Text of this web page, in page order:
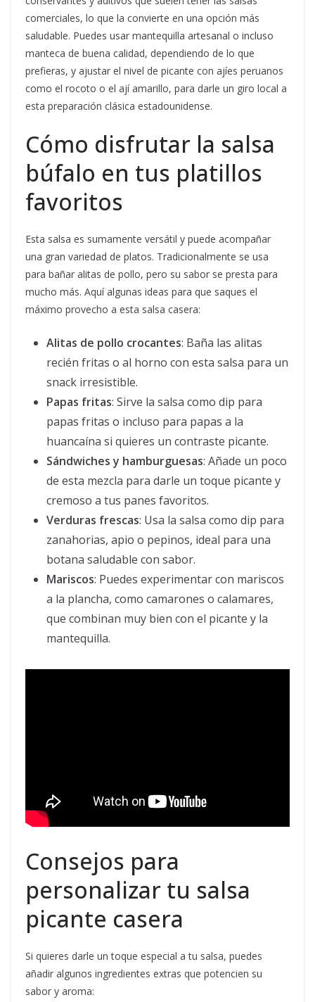
comerciales, lo que la convierte en una opción más
saludable. Puedes usar mantequilla artesanal o incluso
manteca de buena calidad, dependiendo de lo que
prefieras, y ajustar el nivel de picante con ajíes peruanos
como el rocoto o el ají amarillo, para darle un giro local a
esta preparación clásica estadounidense.
Cómo disfrutar la salsa
búfalo en tus platillos
favoritos
Esta salsa es sumamente versátil y puede acompañar
una gran variedad de platos. Tradicionalmente se usa
para bañar alitas de pollo, pero su sabor se presta para
mucho más. Aquí algunas ideas para que saques el
máximo provecho a esta salsa casera:
Alitas de pollo crocantes: Baña las alitas
recién fritas o al horno con esta salsa para un
snack irresistible.
Papas fritas: Sirve la salsa como dip para
papas fritas o incluso para papas a la
huancaína si quieres un contraste picante.
Sándwiches y hamburguesas: Añade un poco
de esta mezcla para darle un toque picante y
cremoso a tus panes favoritos.
Verduras frescas: Usa la salsa como dip para
zanahorias, apio o pepinos, ideal para una
botana saludable con sabor.
Mariscos: Puedes experimentar con mariscos
a la plancha, como camarones o calamares,
que combinan muy bien con el picante y la
mantequilla.
Consejos para
personalizar tu salsa
picante casera
Si quieres darle un toque especial a tu salsa, puedes
añadir algunos ingredientes extras que potencien su
sabor y aroma: